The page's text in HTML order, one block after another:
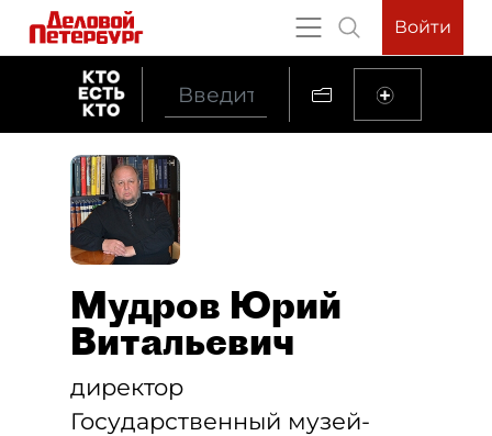
Войти
Мудров Юрий
Витальевич
директор
Государственный музей-